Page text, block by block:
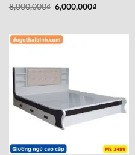
8,000,000₫ Giá
gốc
6,000,000₫Giá
6,000,000₫.